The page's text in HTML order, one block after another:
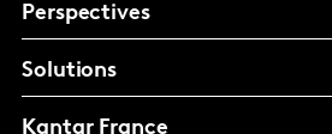
Perspectives
Solutions
Kantar France